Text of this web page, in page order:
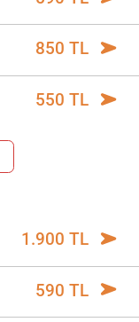
850 TL
550 TL
1.900 TL
590 TL